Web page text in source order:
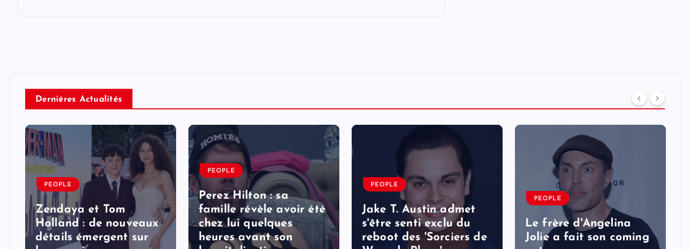
Derniéres Actualités
PEOPLE
Zendaya et Tom
Holland : de nouveaux
détails émergent sur
PEOPLE
Perez Hilton : sa
famille révèle avoir été
chez lui quelques
heures avant son
PEOPLE
Jake T. Austin admet
s'être senti exclu du
reboot des 'Sorciers de
PEOPLE
Le frère d'Angelina
Jolie a fait son coming